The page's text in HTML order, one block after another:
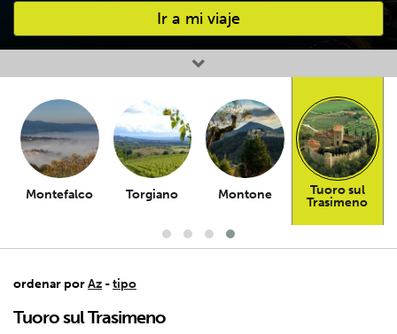
Ir a mi viaje
Favourites
Montefalco Torgiano Montone
Tuoro sul
Trasimeno
ordenar porAz -tipo
Tuoro sul Trasimeno